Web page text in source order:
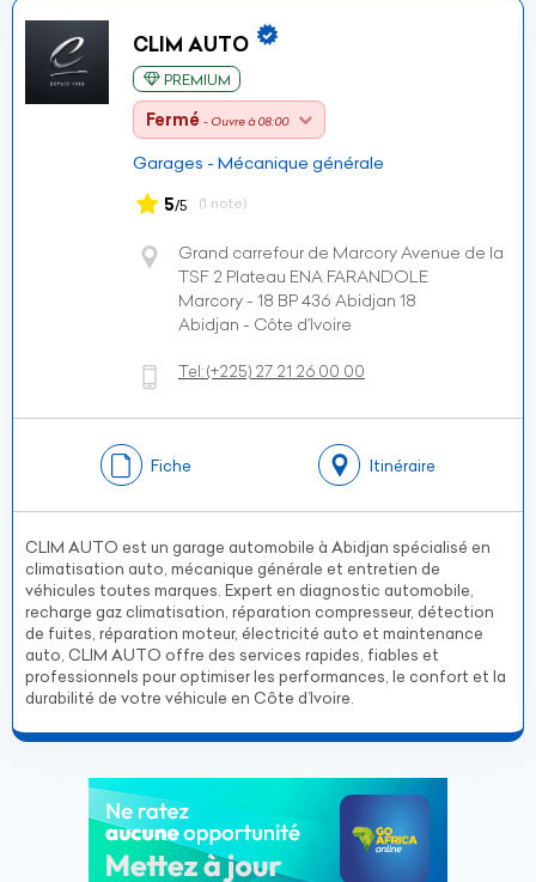
CLIM AUTO
PREMIUM
Fermé - Ouvre à 08:00
Garages - Mécanique générale
5/5 (1 note)
Grand carrefour de Marcory Avenue de la
TSF 2 Plateau ENA FARANDOLE
Marcory - 18 BP 436 Abidjan 18
Abidjan - Côte d’Ivoire
Tel:(+225) 27 21 26 00 00
Fiche Itinéraire
CLIM AUTO est un garage automobile à Abidjan spécialisé en
climatisation auto, mécanique générale et entretien de
véhicules toutes marques. Expert en diagnostic automobile,
recharge gaz climatisation, réparation compresseur, détection
de fuites, réparation moteur, électricité auto et maintenance
auto, CLIM AUTO offre des services rapides, fiables et
professionnels pour optimiser les performances, le confort et la
durabilité de votre véhicule en Côte d’Ivoire.